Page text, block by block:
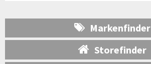
Markenfinder
Storefinder